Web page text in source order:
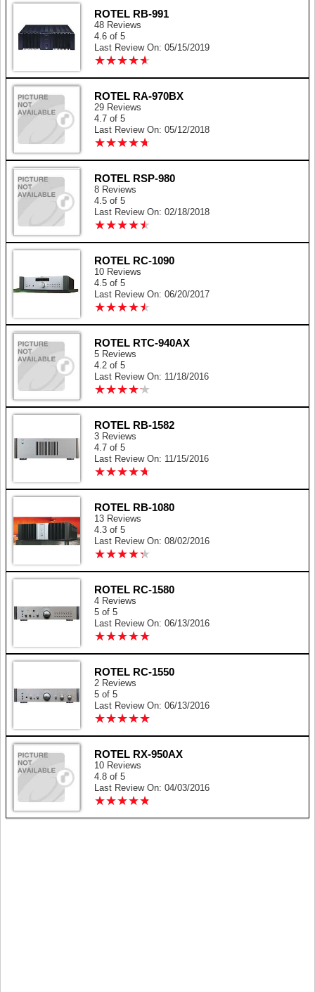
ROTEL RB-991
48 Reviews
4.6 of 5
Last Review On: 05/15/2019
★★★★★
★★★★★
ROTEL RA-970BX
29 Reviews
4.7 of 5
Last Review On: 05/12/2018
★★★★★
★★★★★
ROTEL RSP-980
8 Reviews
4.5 of 5
Last Review On: 02/18/2018
★★★★★
★★★★★
ROTEL RC-1090
10 Reviews
4.5 of 5
Last Review On: 06/20/2017
★★★★★
★★★★★
ROTEL RTC-940AX
5 Reviews
4.2 of 5
Last Review On: 11/18/2016
★★★★★
★★★★★
ROTEL RB-1582
3 Reviews
4.7 of 5
Last Review On: 11/15/2016
★★★★★
★★★★★
ROTEL RB-1080
13 Reviews
4.3 of 5
Last Review On: 08/02/2016
★★★★★
★★★★★
ROTEL RC-1580
4 Reviews
5 of 5
Last Review On: 06/13/2016
★★★★★
★★★★★
ROTEL RC-1550
2 Reviews
5 of 5
Last Review On: 06/13/2016
★★★★★
★★★★★
ROTEL RX-950AX
10 Reviews
4.8 of 5
Last Review On: 04/03/2016
★★★★★
★★★★★